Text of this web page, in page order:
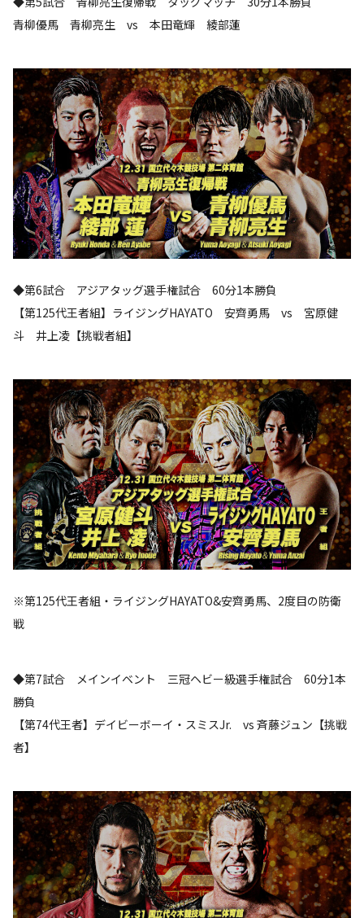
青柳優馬 青柳亮生 vs 本田竜輝 綾部蓮
◆第6試合 アジアタッグ選手権試合 60分1本勝負
【第125代王者組】ライジングHAYATO 安齊勇馬 vs 宮原健
斗 井上凌【挑戦者組】
※第125代王者組・ライジングHAYATO&安齊勇馬、2度目の防衛
戦
◆第7試合 メインイベント 三冠ヘビー級選手権試合 60分1本
勝負
【第74代王者】デイビーボーイ・スミスJr. vs 斉藤ジュン【挑戦
者】